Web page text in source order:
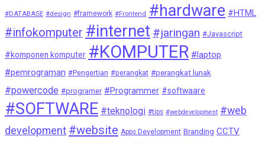
#DATABASE #design #framework #Frontend #hardware #HTML
#infokomputer #internet #jaringan #Javascript
#komponen komputer #KOMPUTER #laptop
#pemrograman #Pengertian #perangkat #perangkat lunak
#powercode #programer #Programmer #softwaare
#SOFTWARE #teknologi #tips #webdevelopment #web
development #website Apps Development Branding CCTV